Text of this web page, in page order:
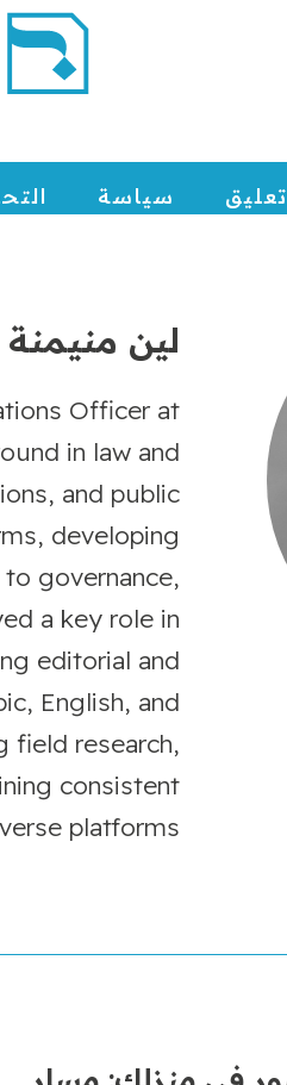
تعليق سياسة
لين منيمنة
Officer at
in law and
and public
developing
governance,
a key role in
editorial and
English, and
field research,
consistent
platforms.